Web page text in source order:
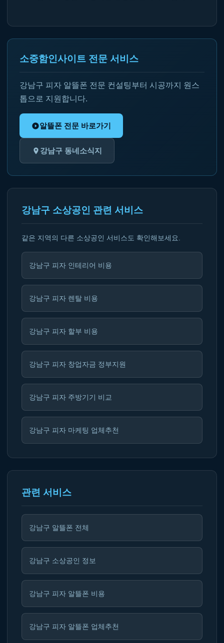
소중함인사이트 전문 서비스
강남구 피자 알뜰폰 전문 컨설팅부터 시공까지 원스
톱으로 지원합니다.
알뜰폰 전문 바로가기
강남구 동네소식지
강남구 소상공인 관련 서비스
같은 지역의 다른 소상공인 서비스도 확인해보세요.
강남구 피자 인테리어 비용
강남구 피자 렌탈 비용
강남구 피자 할부 비용
강남구 피자 창업자금 정부지원
강남구 피자 주방기기 비교
강남구 피자 마케팅 업체추천
관련 서비스
강남구 알뜰폰 전체
강남구 소상공인 정보
강남구 피자 알뜰폰 비용
강남구 피자 알뜰폰 업체추천